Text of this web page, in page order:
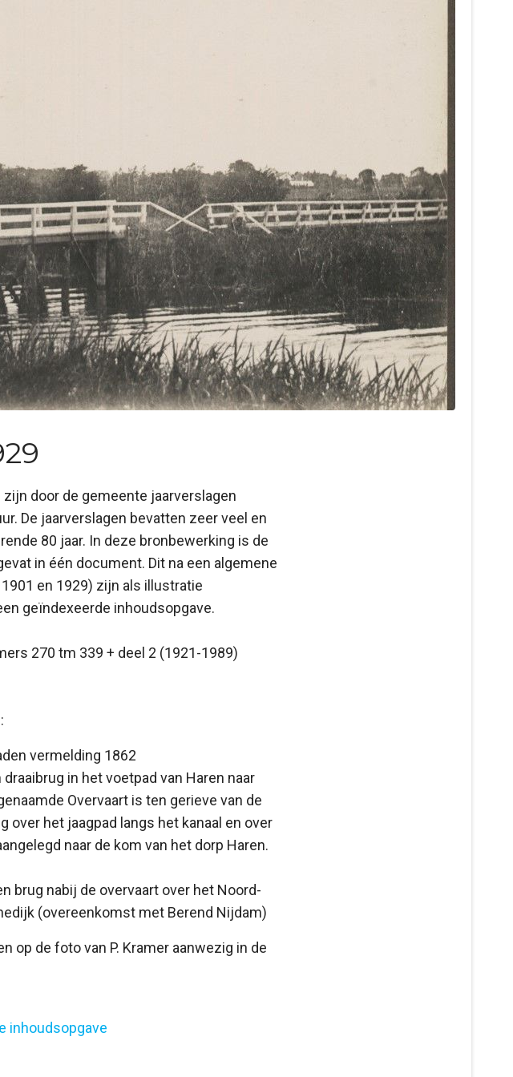
door de gemeente jaarverslagen
De jaarverslagen bevatten zeer veel en
80 jaar. In deze bronbewerking is de
in één document. Dit na een algemene
en 1929) zijn als illustratie
geïndexeerde inhoudsopgave.
270 tm 339 + deel 2 (1921-1989)
vermelding 1862
in het voetpad van Haren naar
Overvaart is ten gerieve van de
het jaagpad langs het kanaal en over
naar de kom van het dorp Haren.
brug nabij de overvaart over het Noord-
(overeenkomst met Berend Nijdam)
op de foto van P. Kramer aanwezig in de
inhoudsopgave